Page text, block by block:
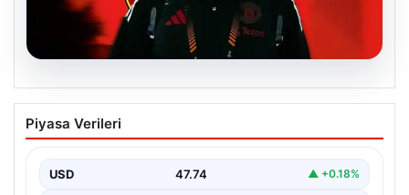
Manchester United resmen duyurdu!
Altay Bayındır’ın yeni adresi belli oldu
Piyasa Verileri
USD 47.74 ▲ +0.18%